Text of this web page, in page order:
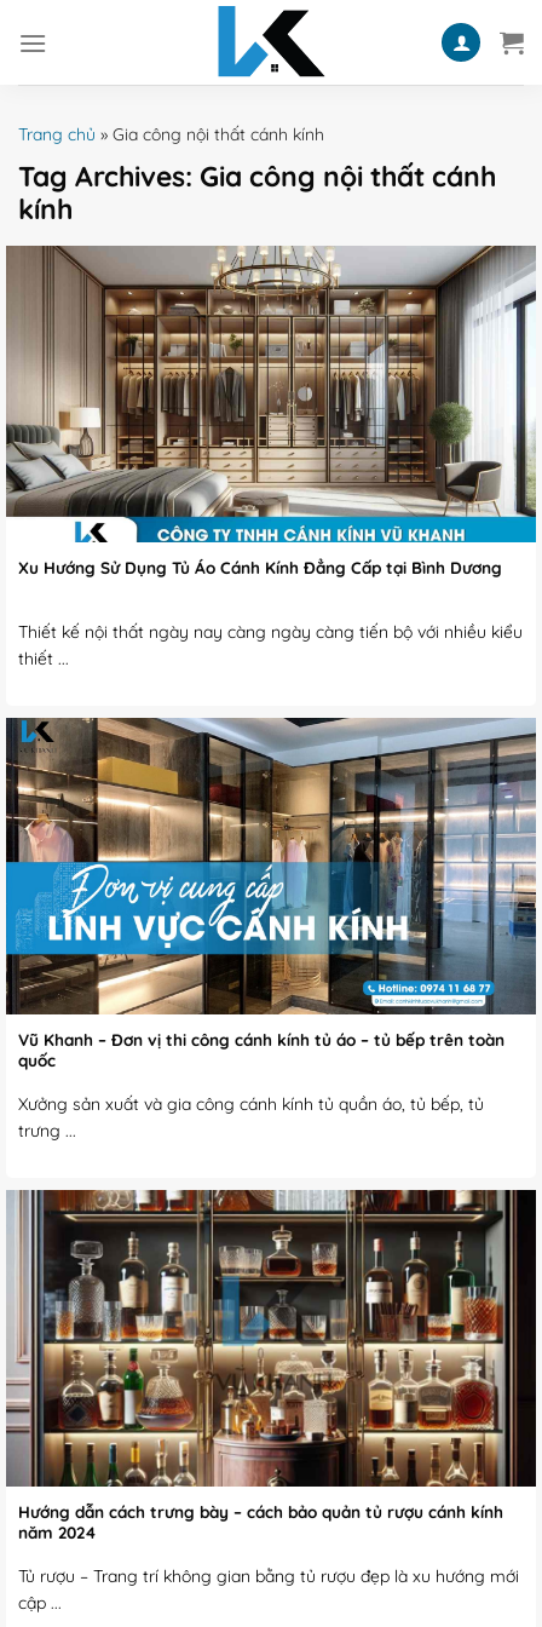
Trang chủ » Gia công nội thất cánh kính
Tag Archives: Gia công nội thất cánh
kính
Xu Hướng Sử Dụng Tủ Áo Cánh Kính Đẳng Cấp tại Bình Dương
Thiết kế nội thất ngày nay càng ngày càng tiến bộ với nhiều kiểu
thiết ...
Vũ Khanh – Đơn vị thi công cánh kính tủ áo – tủ bếp trên toàn
quốc
Xưởng sản xuất và gia công cánh kính tủ quần áo, tủ bếp, tủ
trưng ...
Hướng dẫn cách trưng bày – cách bảo quản tủ rượu cánh kính
năm 2024
Tủ rượu – Trang trí không gian bằng tủ rượu đẹp là xu hướng mới
cập ...